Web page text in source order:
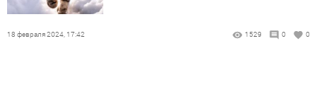
18 февраля 2024, 17:42 1529 0 0